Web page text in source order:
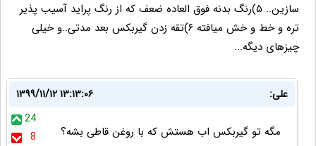
سازین.. ۵)رنگ بدنه فوق العاده ضعف که از رنگ پراید آسیب پذیر
تره و خط و خش میافته ۶)تقه زدن گیربکس بعد مدتی..و خیلی
چیزهای دیگه...
علی:
۱۳۹۹/۱۱/۱۲ ۱۳:۱۳:۰۶
24
8
مگه تو گیربکس اب هستش که با روغن قاطی بشه؟